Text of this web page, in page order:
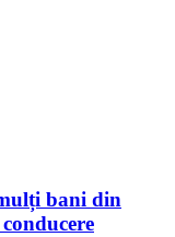
bani din